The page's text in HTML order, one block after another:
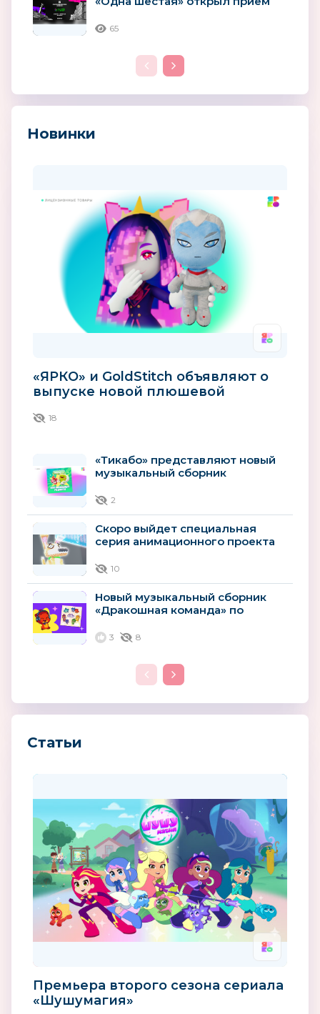
актерскую...
65
Новинки
«ЯРКО» и GoldStitch объявляют о
выпуске новой плюшевой
18
«Тикабо» представляют новый
музыкальный сборник
2
Скоро выйдет специальная
серия анимационного проекта
10
Новый музыкальный сборник
«Дракошная команда» по
«Дракошия»
3 8
Статьи
Премьера второго сезона сериала
«Шушумагия»